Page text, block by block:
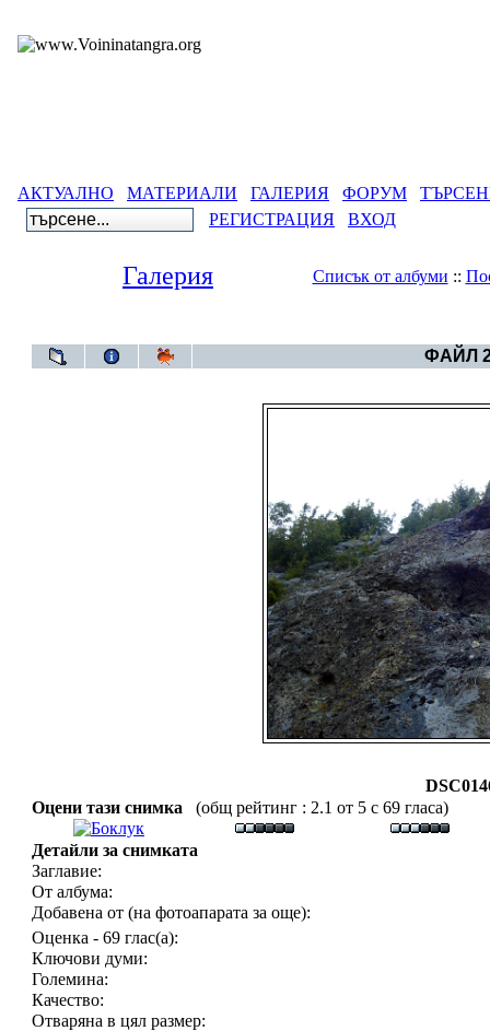
АКТУАЛНО МАТЕРИАЛИ ГАЛЕРИЯ ФОРУМ
РЕГИСТРАЦИЯ
ВХОД
Галерия Списък от албуми ::
ФАЙЛ
Оцени тази снимка
(общ рейтинг : 2.1 от 5 с 69 гласа)
Детайли за снимката
Заглавие:
От албума:
Добавена от (на фотоапарата за още):
Оценка - 69 глас(а):
Ключови думи:
Големина:
Качество:
Отваряна в цял размер: